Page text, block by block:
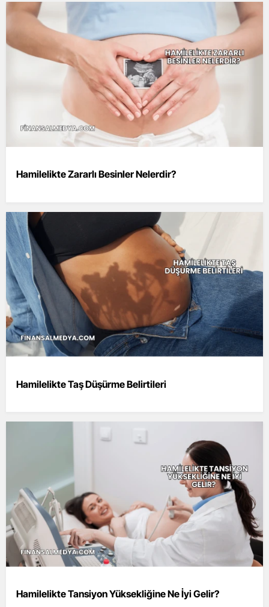
Hamilelikte Zararlı Besinler Nelerdir?
Hamilelikte Taş Düşürme Belirtileri
Hamilelikte Tansiyon Yüksekliğine Ne İyi Gelir?